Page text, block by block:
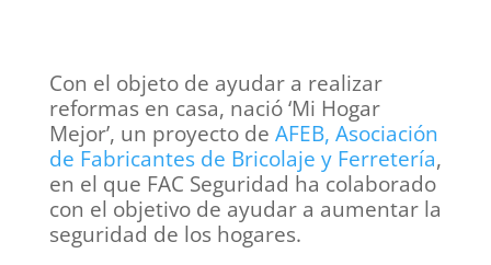
Con el objeto de ayudar a realizar
reformas en casa, nació ‘Mi Hogar
Mejor’, un proyecto de AFEB, Asociación
de Fabricantes de Bricolaje y Ferretería,
en el que FAC Seguridad ha colaborado
con el objetivo de ayudar a aumentar la
seguridad de los hogares.